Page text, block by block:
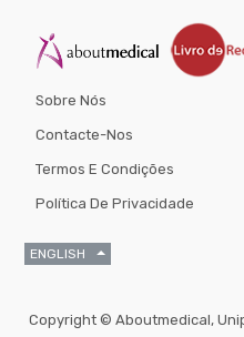
Sobre Nós
Contacte-Nos
Termos E Condições
Política De Privacidade
ENGLISH
Copyright © Aboutmedical,